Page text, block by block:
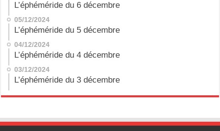
L’éphéméride du 6 décembre
05/12/2024
L’éphéméride du 5 décembre
04/12/2024
L’éphéméride du 4 décembre
03/12/2024
L’éphéméride du 3 décembre